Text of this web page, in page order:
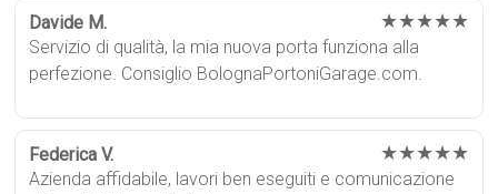
Davide M. ★★★★★
Servizio di qualità, la mia nuova porta funziona alla
perfezione. Consiglio BolognaPortoniGarage.com.
Federica V. ★★★★★
Azienda affidabile, lavori ben eseguiti e comunicazione